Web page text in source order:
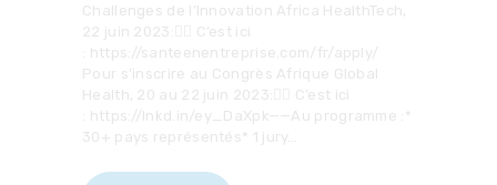
Challenges de l’Innovation Africa HealthTech,
22 juin 2023:👉🏼 C’est ici
: https://santeenentreprise.com/fr/apply/
Pour s’inscrire au Congrès Afrique Global
Health, 20 au 22 juin 2023:👉🏼 C’est ici
: https://lnkd.in/ey_DaXpk——Au programme :*
30+ pays représentés* 1 jury…